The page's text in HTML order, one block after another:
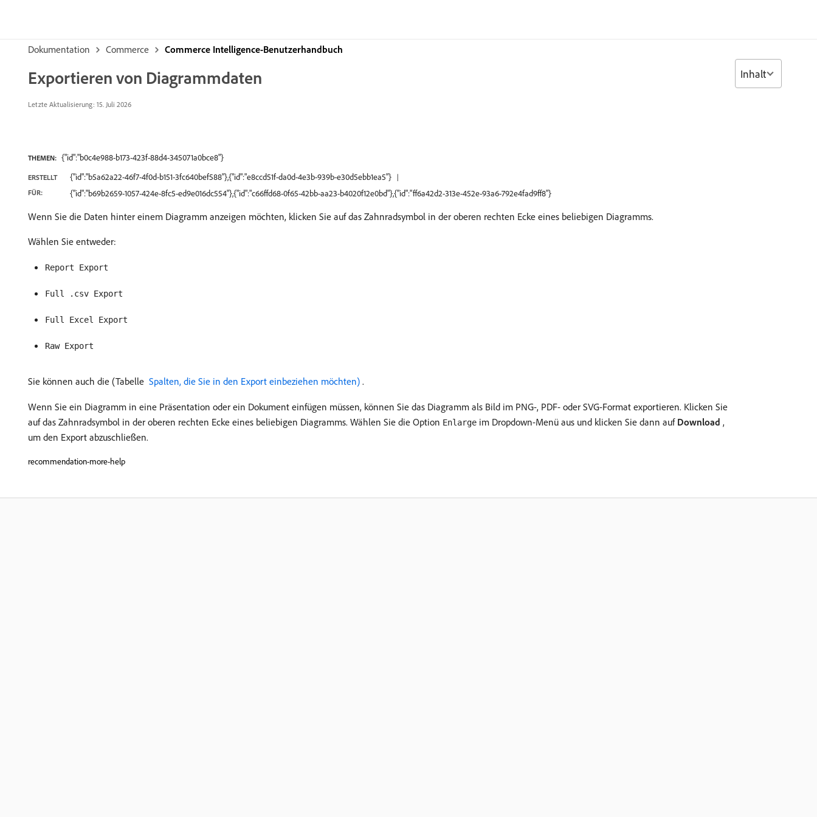
Dokumentation Commerce Commerce Intelligence-Benutzerhandbuch
Exportieren von Diagrammdaten
Letzte Aktualisierung: 15. Juli 2026
THEMEN: {"id":"b0c4e988-b173-423f-88d4-345071a0bce8"}
ERSTELLT
FÜR:
{"id":"b5a62a22-46f7-4f0d-b151-3fc640bef588"},{"id":"e8ccd51f-da0d-4e3b-939b-e30d5ebb1ea5"}
{"id":"b69b2659-1057-424e-8fc5-ed9e016dc554"},{"id":"c66ffd68-0f65-42bb-aa23-b4020f12e0bd"},{"id":"ff6a42d2-313e-452e-93a6-792e4fad9ff8"}
Wenn Sie die Daten hinter einem Diagramm anzeigen möchten, klicken Sie auf das Zahnradsymbol in der oberen rechten Ecke eines beliebigen Diagramms.
Wählen Sie entweder:
Report Export
Full .csv Export
Full Excel Export
Raw Export
Sie können auch die (Tabelle ​ Spalten, die Sie in den Export einbeziehen möchten) ​ .
Wenn Sie ein Diagramm in eine Präsentation oder ein Dokument einfügen müssen, können Sie das Diagramm als Bild im PNG-, PDF- oder SVG-Format exportieren. Klicken Sie
auf das Zahnradsymbol in der oberen rechten Ecke eines beliebigen Diagramms. Wählen Sie die Option Enlarge im Dropdown-Menü aus und klicken Sie dann auf Download ,
um den Export abzuschließen.
recommendation-more-help
Inhalt